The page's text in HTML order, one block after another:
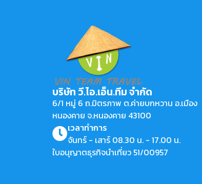
บริษัท วี.ไอ.เอ็น.ทีม จำกัด
6/1 หมู่ 6 ถ.มิตรภาพ ต.ค่ายบกหวาน อ.เมือง
หนองคาย จ.หนองคาย 43100
เวลาทำการ
จันทร์ - เสาร์ 08.30 น. - 17.00 น.
ใบอนุญาตธุรกิจนำเที่ยว 51/00957